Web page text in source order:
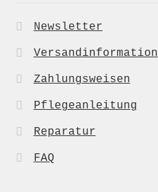
Newsletter
Versandinformation
Zahlungsweisen
Pflegeanleitung
Reparatur
FAQ